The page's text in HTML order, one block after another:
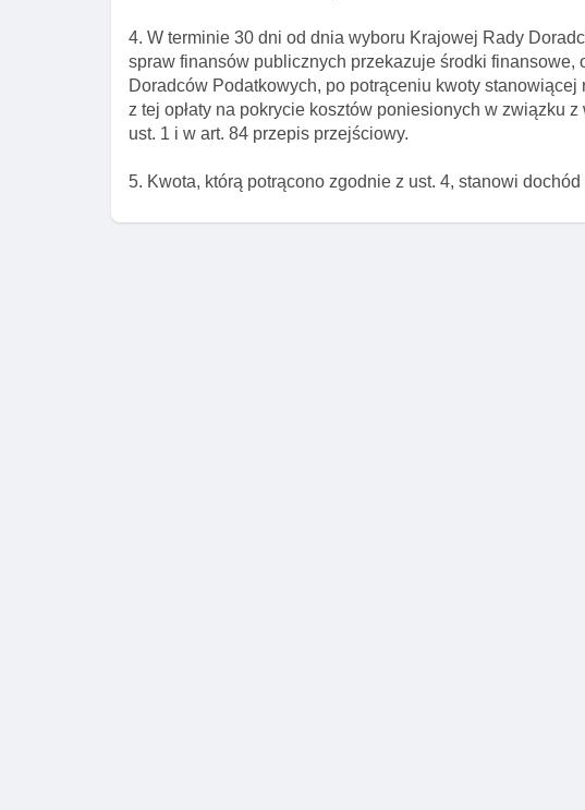
4. W terminie 30 dni od dnia wyboru Krajowej Rady
spraw finansów publicznych przekazuje środki finansowe,
Doradców Podatkowych, po potrąceniu kwoty
z tej opłaty na pokrycie kosztów poniesionych w związku
ust. 1 i w art. 84 przepis przejściowy.
5. Kwota, którą potrącono zgodnie z ust. 4, stanowi